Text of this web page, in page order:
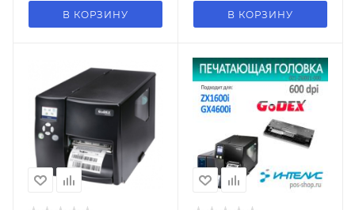
В КОРЗИНУ В КОРЗИНУ